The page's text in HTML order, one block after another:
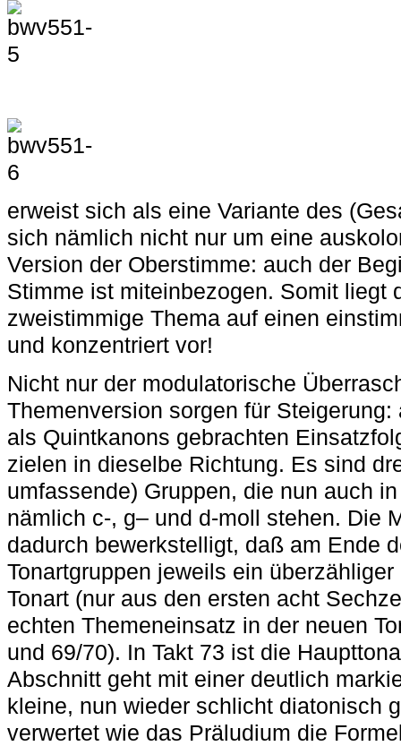
erweist sich als eine Variante des
sich nämlich nicht nur um eine
Version der Oberstimme: auch der
Stimme ist miteinbezogen. Somit liegt
zweistimmige Thema auf einen
und konzentriert vor!
Nicht nur der modulatorische
Themenversion sorgen für
als Quintkanons gebrachten
zielen in dieselbe Richtung. Es sind
umfassende) Gruppen, die nun auch
nämlich c-, g– und d-moll stehen. Die
dadurch bewerkstelligt, daß am Ende
Tonartgruppen jeweils ein
Tonart (nur aus den ersten acht
echten Themeneinsatz in der neuen
und 69/70). In Takt 73 ist die
Abschnitt geht mit einer deutlich
kleine, nun wieder schlicht diatonisch
verwertet wie das Präludium die